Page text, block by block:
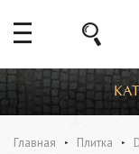
Главная Плитка